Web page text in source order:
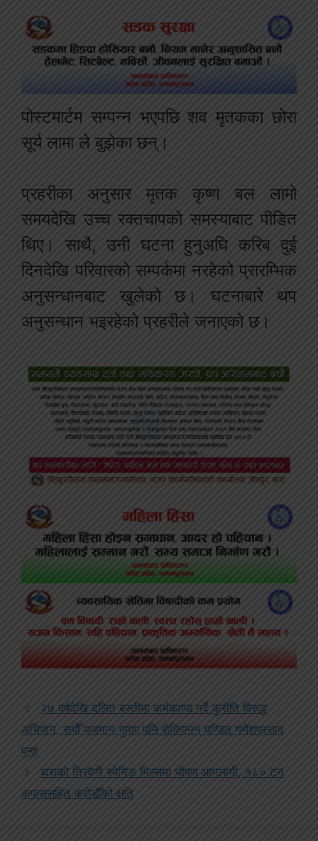
पोस्टमार्टम सम्पन्न भएपछि शव मृतकका छोरा
सूर्य लामा ले बुझेका छन्।
प्रहरीका अनुसार मृतक कृष्ण बल लामो
समयदेखि उच्च रक्तचापको समस्याबाट पीडित
थिए। साथै, उनी घटना हुनुअघि करिब दुई
दिनदेखि परिवारको सम्पर्कमा नरहेको प्रारम्भिक
अनुसन्धानबाट खुलेको छ। घटनाबारे थप
अनुसन्धान भइरहेको प्रहरीले जनाएको छ।
२७ वर्षदेखि दलित बस्तीमा कर्मकाण्ड गर्दै कुरीति विरुद्ध
अभियान, सयौँ यजमान गुमाए पनि रोकिएनन् पण्डित गणेशप्रसाद
पन्त
बाराको त्रिवेणी स्पेनिङ मिल्समा भीषण आगलागी, १८० टन
कपाससहित करोडौँको क्षति